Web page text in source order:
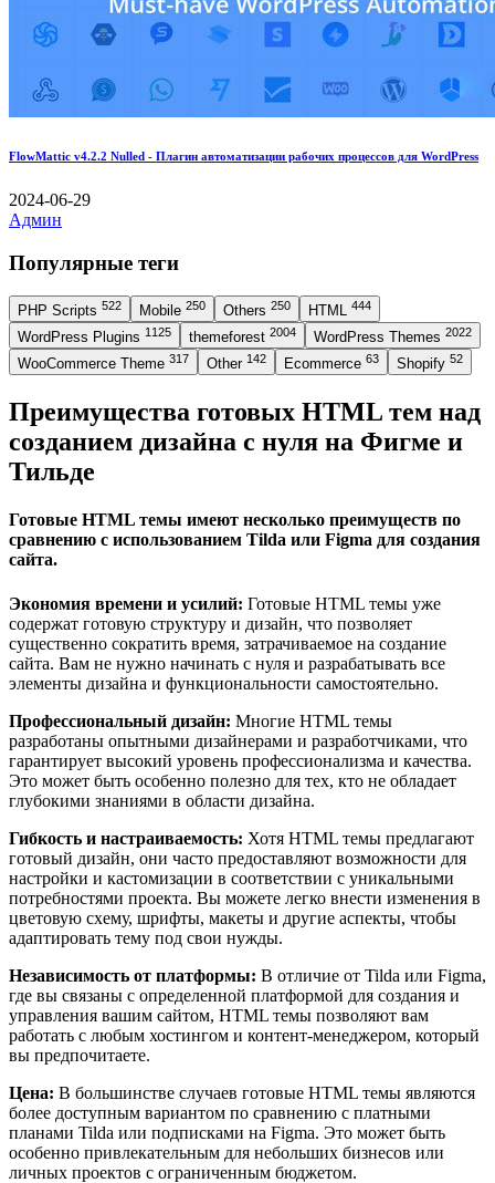
FlowMattic v4.2.2 Nulled - Плагин автоматизации рабочих процессов для WordPress
2024-06-29
Админ
Популярные теги
PHP Scripts 522 Mobile 250 Others 250 HTML 444
WordPress Plugins 1125 themeforest 2004 WordPress Themes 2022
WooCommerce Theme 317 Other 142 Ecommerce 63 Shopify 52
Преимущества готовых HTML тем над
созданием дизайна с нуля на Фигме и
Тильде
Готовые HTML темы имеют несколько преимуществ по
сравнению с использованием Tilda или Figma для создания
сайта.
Экономия времени и усилий: Готовые HTML темы уже
содержат готовую структуру и дизайн, что позволяет
существенно сократить время, затрачиваемое на создание
сайта. Вам не нужно начинать с нуля и разрабатывать все
элементы дизайна и функциональности самостоятельно.
Профессиональный дизайн: Многие HTML темы
разработаны опытными дизайнерами и разработчиками, что
гарантирует высокий уровень профессионализма и качества.
Это может быть особенно полезно для тех, кто не обладает
глубокими знаниями в области дизайна.
Гибкость и настраиваемость: Хотя HTML темы предлагают
готовый дизайн, они часто предоставляют возможности для
настройки и кастомизации в соответствии с уникальными
потребностями проекта. Вы можете легко внести изменения в
цветовую схему, шрифты, макеты и другие аспекты, чтобы
адаптировать тему под свои нужды.
Независимость от платформы: В отличие от Tilda или Figma,
где вы связаны с определенной платформой для создания и
управления вашим сайтом, HTML темы позволяют вам
работать с любым хостингом и контент-менеджером, который
вы предпочитаете.
Цена: В большинстве случаев готовые HTML темы являются
более доступным вариантом по сравнению с платными
планами Tilda или подписками на Figma. Это может быть
особенно привлекательным для небольших бизнесов или
личных проектов с ограниченным бюджетом.